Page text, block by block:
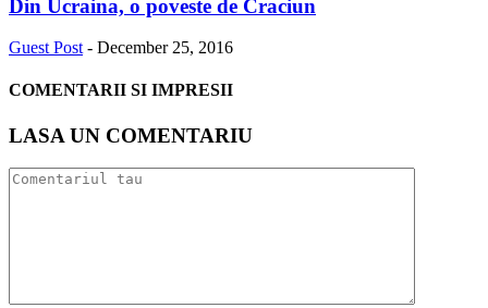
Din Ucraina, o poveste de Craciun
Guest Post - December 25, 2016
COMENTARII SI IMPRESII
LASA UN COMENTARIU